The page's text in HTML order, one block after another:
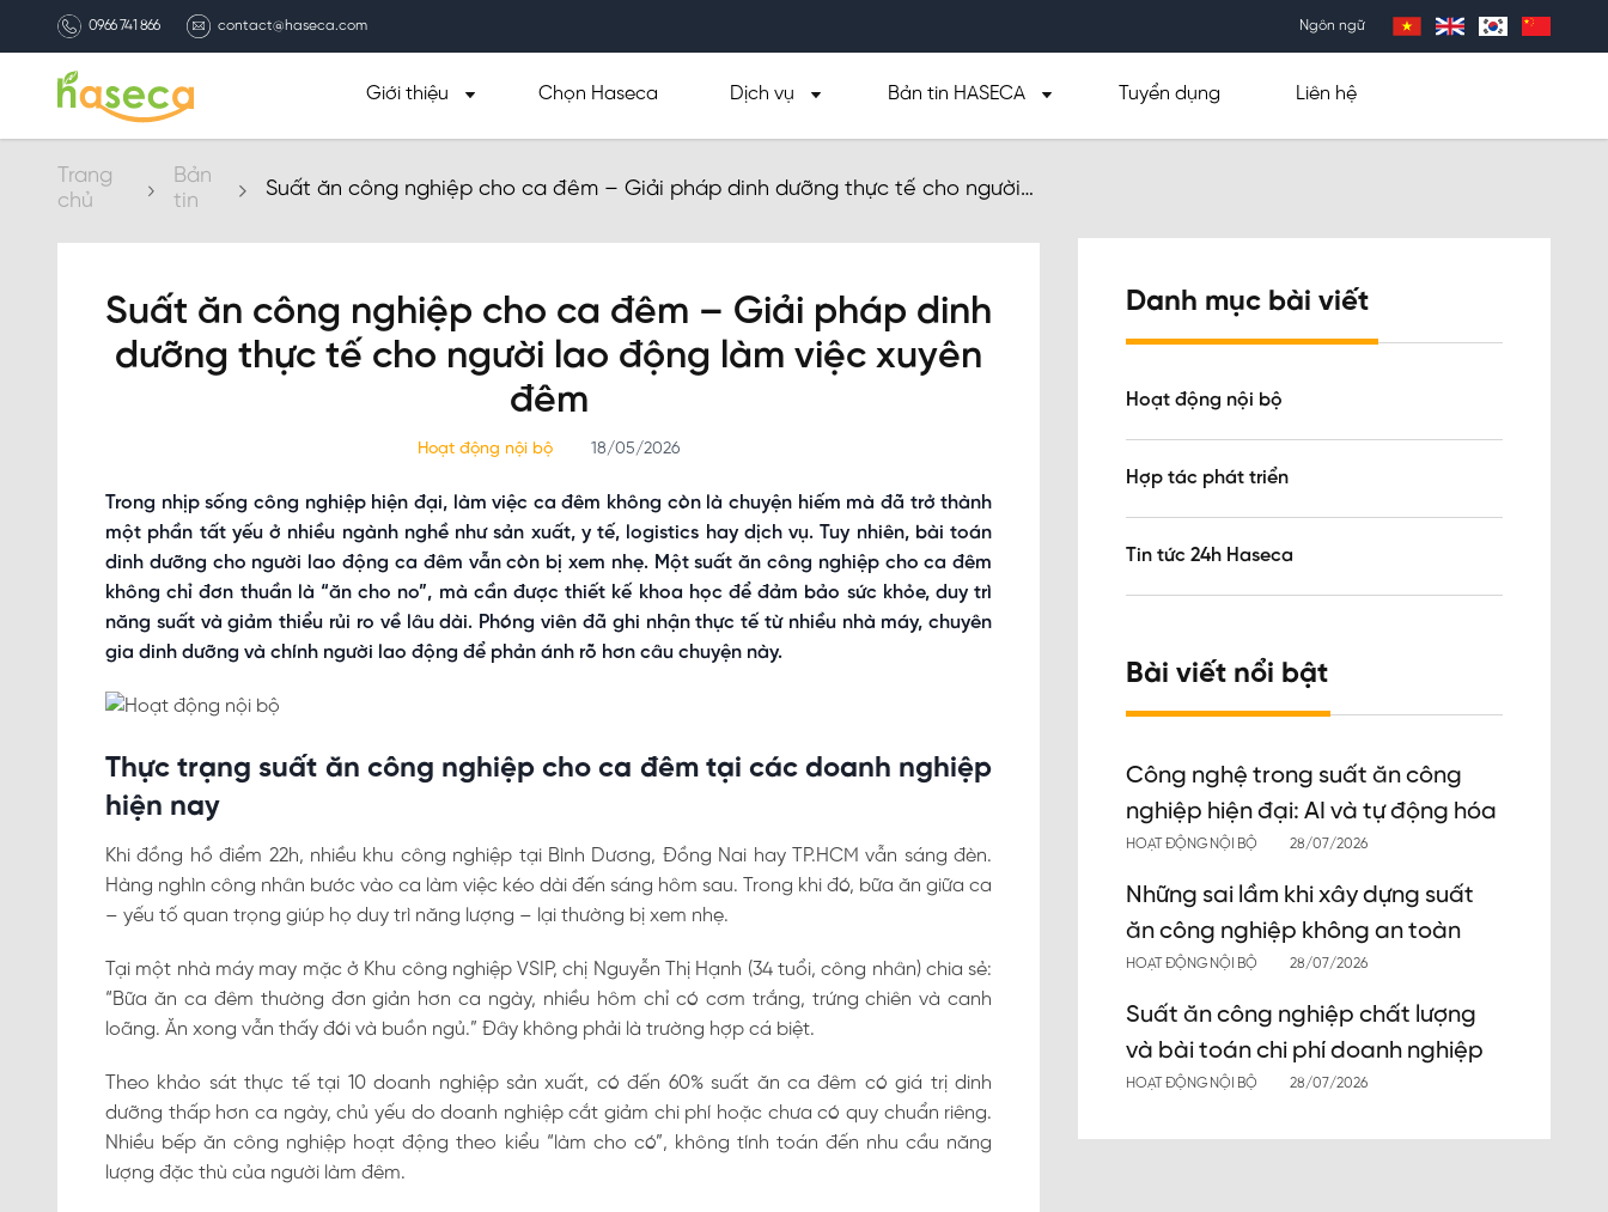
0966 741 866 contact@haseca.com Ngôn ngữ
Giới thiệu Chọn Haseca Dịch vụ Bản tin HASECA Tuyển dụng Liên hệ
Trang
chủ
Bản
tin
Suất ăn công nghiệp cho ca đêm – Giải pháp dinh dưỡng thực tế cho người
Suất ăn công nghiệp cho ca đêm – Giải pháp dinh
dưỡng thực tế cho người lao động làm việc xuyên
đêm
Hoạt động nội bộ 18/05/2026
Trong nhịp sống công nghiệp hiện đại, làm việc ca đêm không còn là chuyện hiếm mà đã trở thành
một phần tất yếu ở nhiều ngành nghề như sản xuất, y tế, logistics hay dịch vụ. Tuy nhiên, bài toán
dinh dưỡng cho người lao động ca đêm vẫn còn bị xem nhẹ. Một suất ăn công nghiệp cho ca đêm
không chỉ đơn thuần là “ăn cho no”, mà cần được thiết kế khoa học để đảm bảo sức khỏe, duy trì
năng suất và giảm thiểu rủi ro về lâu dài. Phóng viên đã ghi nhận thực tế từ nhiều nhà máy, chuyên
gia dinh dưỡng và chính người lao động để phản ánh rõ hơn câu chuyện này.
Thực trạng suất ăn công nghiệp cho ca đêm tại các doanh nghiệp
hiện nay
Khi đồng hồ điểm 22h, nhiều khu công nghiệp tại Bình Dương, Đồng Nai hay TP.HCM vẫn sáng đèn.
Hàng nghìn công nhân bước vào ca làm việc kéo dài đến sáng hôm sau. Trong khi đó, bữa ăn giữa ca
– yếu tố quan trọng giúp họ duy trì năng lượng – lại thường bị xem nhẹ.
Tại một nhà máy may mặc ở Khu công nghiệp VSIP, chị Nguyễn Thị Hạnh (34 tuổi, công nhân) chia sẻ:
“Bữa ăn ca đêm thường đơn giản hơn ca ngày, nhiều hôm chỉ có cơm trắng, trứng chiên và canh
loãng. Ăn xong vẫn thấy đói và buồn ngủ.” Đây không phải là trường hợp cá biệt.
Theo khảo sát thực tế tại 10 doanh nghiệp sản xuất, có đến 60% suất ăn ca đêm có giá trị dinh
dưỡng thấp hơn ca ngày, chủ yếu do doanh nghiệp cắt giảm chi phí hoặc chưa có quy chuẩn riêng.
Nhiều bếp ăn công nghiệp hoạt động theo kiểu “làm cho có”, không tính toán đến nhu cầu năng
lượng đặc thù của người làm đêm.
Danh mục bài viết
Hoạt động nội bộ
Hợp tác phát triển
Tin tức 24h Haseca
Bài viết nổi bật
Công nghệ trong suất ăn công
nghiệp hiện đại: AI và tự động hóa
HOẠT ĐỘNG NỘI BỘ 28/07/2026
Những sai lầm khi xây dựng suất
ăn công nghiệp không an toàn
HOẠT ĐỘNG NỘI BỘ 28/07/2026
Suất ăn công nghiệp chất lượng
và bài toán chi phí doanh nghiệp
HOẠT ĐỘNG NỘI BỘ 28/07/2026